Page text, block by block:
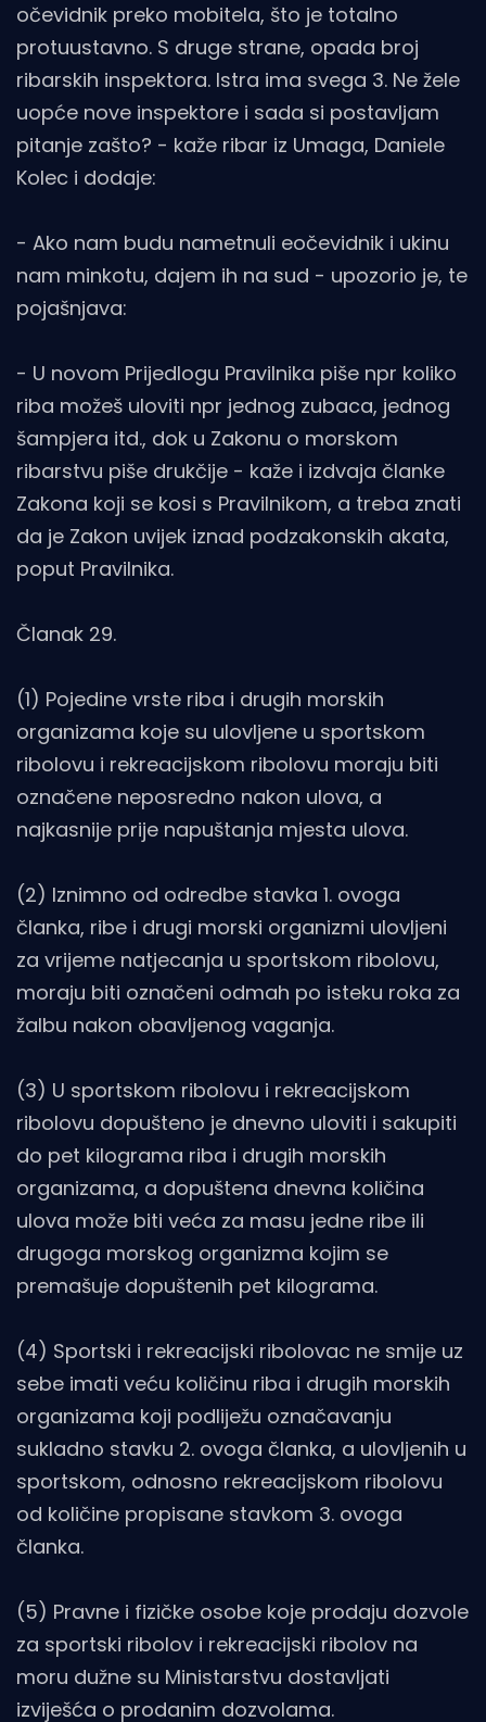
očevidnik preko mobitela, što je totalno
protuustavno. S druge strane, opada broj
ribarskih inspektora. Istra ima svega 3. Ne žele
uopće nove inspektore i sada si postavljam
pitanje zašto? - kaže ribar iz Umaga, Daniele
Kolec i dodaje:
- Ako nam budu nametnuli eočevidnik i ukinu
nam minkotu, dajem ih na sud - upozorio je, te
pojašnjava:
- U novom Prijedlogu Pravilnika piše npr koliko
riba možeš uloviti npr jednog zubaca, jednog
šampjera itd., dok u Zakonu o morskom
ribarstvu piše drukčije - kaže i izdvaja članke
Zakona koji se kosi s Pravilnikom, a treba znati
da je Zakon uvijek iznad podzakonskih akata,
poput Pravilnika.
Članak 29.
(1) Pojedine vrste riba i drugih morskih
organizama koje su ulovljene u sportskom
ribolovu i rekreacijskom ribolovu moraju biti
označene neposredno nakon ulova, a
najkasnije prije napuštanja mjesta ulova.
(2) Iznimno od odredbe stavka 1. ovoga
članka, ribe i drugi morski organizmi ulovljeni
za vrijeme natjecanja u sportskom ribolovu,
moraju biti označeni odmah po isteku roka za
žalbu nakon obavljenog vaganja.
(3) U sportskom ribolovu i rekreacijskom
ribolovu dopušteno je dnevno uloviti i sakupiti
do pet kilograma riba i drugih morskih
organizama, a dopuštena dnevna količina
ulova može biti veća za masu jedne ribe ili
drugoga morskog organizma kojim se
premašuje dopuštenih pet kilograma.
(4) Sportski i rekreacijski ribolovac ne smije uz
sebe imati veću količinu riba i drugih morskih
organizama koji podliježu označavanju
sukladno stavku 2. ovoga članka, a ulovljenih u
sportskom, odnosno rekreacijskom ribolovu
od količine propisane stavkom 3. ovoga
članka.
(5) Pravne i fizičke osobe koje prodaju dozvole
za sportski ribolov i rekreacijski ribolov na
moru dužne su Ministarstvu dostavljati
izviješća o prodanim dozvolama.